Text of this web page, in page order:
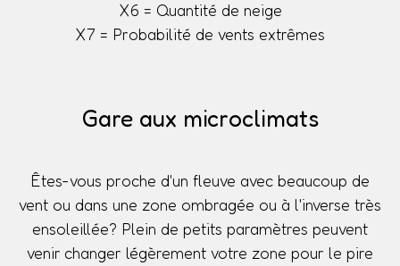
X6 = Quantité de neige
X7 = Probabilité de vents extrêmes
Gare aux microclimats
Êtes-vous proche d'un fleuve avec beaucoup de
vent ou dans une zone ombragée ou à l'inverse très
ensoleillée? Plein de petits paramètres peuvent
venir changer légèrement votre zone pour le pire